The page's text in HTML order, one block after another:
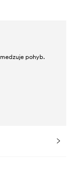
pohyb.